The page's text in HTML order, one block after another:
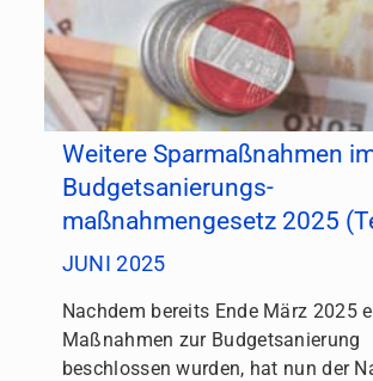
Weitere Sparmaßnahmen
Budgetsanierungs­
maßnahmengesetz 2025
JUNI 2025
Nachdem bereits Ende März 2025
Maßnahmen zur Budgetsanierung
beschlossen wurden, hat nun der